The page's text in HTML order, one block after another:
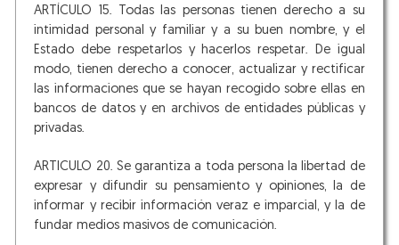
ARTÍCULO 15. Todas las personas tienen derecho a su
intimidad personal y familiar y a su buen nombre, y el
Estado debe respetarlos y hacerlos respetar. De igual
modo, tienen derecho a conocer, actualizar y rectificar
las informaciones que se hayan recogido sobre ellas en
bancos de datos y en archivos de entidades públicas y
privadas.
ARTICULO 20. Se garantiza a toda persona la libertad de
expresar y difundir su pensamiento y opiniones, la de
informar y recibir información veraz e imparcial, y la de
fundar medios masivos de comunicación.